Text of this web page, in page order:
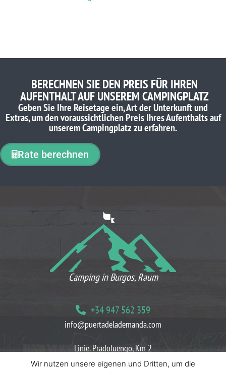
BERECHNEN SIE DEN PREIS FÜR IHREN
AUFENTHALT AUF UNSEREM CAMPINGPLATZ
Geben Sie Ihre Reisetage ein, Art der Unterkunft und
Extras, um den voraussichtlichen Preis Ihres Aufenthalts auf
unserem Campingplatz zu erfahren.
Rate berechnen
Camping in Burgos, Raum
+34 947 562 359
info@puertadelademanda.com
Linie. Pradoluengo, Km 2
09199 Herreros Villasur, Burgos
Wir nutzen unsere eigenen und Dritten, um die